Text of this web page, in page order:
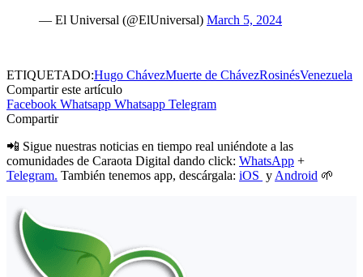
— El Universal (@ElUniversal) March 5, 2024
ETIQUETADO:Hugo ChávezMuerte de ChávezRosinésVenezuela
Compartir este artículo
Facebook Whatsapp Whatsapp Telegram
Compartir
📲 Sigue nuestras noticias en tiempo real uniéndote a las
comunidades de Caraota Digital dando click: WhatsApp +
Telegram. También tenemos app, descárgala: iOS y Android 🌱